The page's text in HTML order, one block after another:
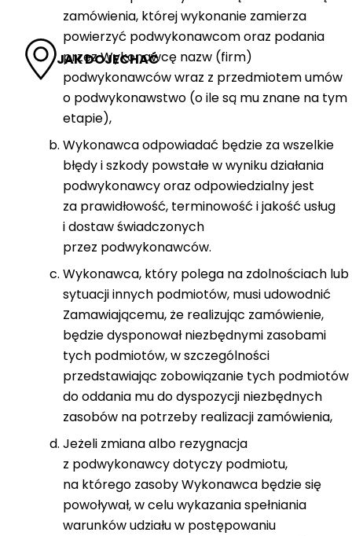
JAK DOJECHAĆ
zamówienia, której wykonanie zamierza
powierzyć podwykonawcom oraz podania
przez Wykonawcę nazw (firm)
podwykonawców wraz z przedmiotem umów
o podwykonawstwo (o ile są mu znane na tym
etapie),
Wykonawca odpowiadać będzie za wszelkie
błędy i szkody powstałe w wyniku działania
podwykonawcy oraz odpowiedzialny jest
za prawidłowość, terminowość i jakość usług
i dostaw świadczonych
przez podwykonawców.
Wykonawca, który polega na zdolnościach lub
sytuacji innych podmiotów, musi udowodnić
Zamawiającemu, że realizując zamówienie,
będzie dysponował niezbędnymi zasobami
tych podmiotów, w szczególności
przedstawiając zobowiązanie tych podmiotów
do oddania mu do dyspozycji niezbędnych
zasobów na potrzeby realizacji zamówienia,
Jeżeli zmiana albo rezygnacja
z podwykonawcy dotyczy podmiotu,
na którego zasoby Wykonawca będzie się
powoływał, w celu wykazania spełniania
warunków udziału w postępowaniu